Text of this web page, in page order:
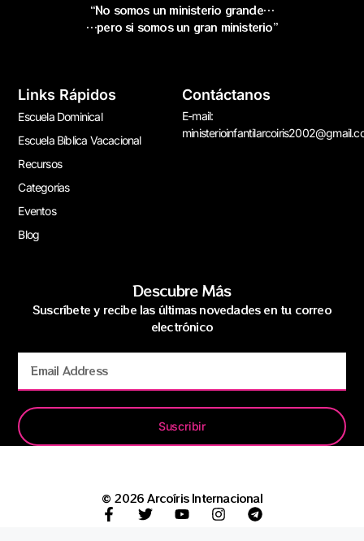
“No somos un ministerio grande…
…pero si somos un gran ministerio”
Links Rápidos
Escuela Dominical
Escuela Bíblica Vacacional
Recursos
Categorías
Eventos
Blog
Contáctanos
E-mail:
Descubre Más
Suscríbete y recibe las últimas novedades en tu correo
electrónico
Suscribir
© 2026 Arcoíris Internacional